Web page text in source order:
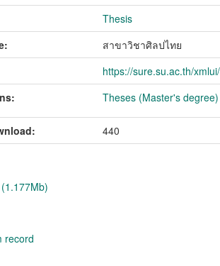
Thesis
สาขาวิชาศิลปไทย
https://sure.su.ac.th/
Theses (Master's
440
record